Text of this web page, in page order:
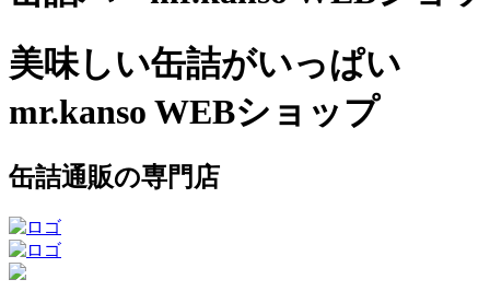
美味しい缶詰がいっぱい
mr.kanso WEBショップ
缶詰通販の専門店